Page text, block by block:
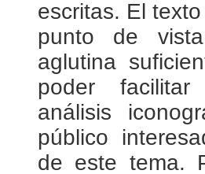
escritas. El
punto de
aglutina
poder
análisis
público
de este tema.